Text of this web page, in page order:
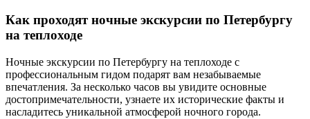
Как проходят ночные экскурсии по Петербургу
на теплоходе
Ночные экскурсии по Петербургу на теплоходе с
профессиональным гидом подарят вам незабываемые
впечатления. За несколько часов вы увидите основные
достопримечательности, узнаете их исторические факты и
насладитесь уникальной атмосферой ночного города.